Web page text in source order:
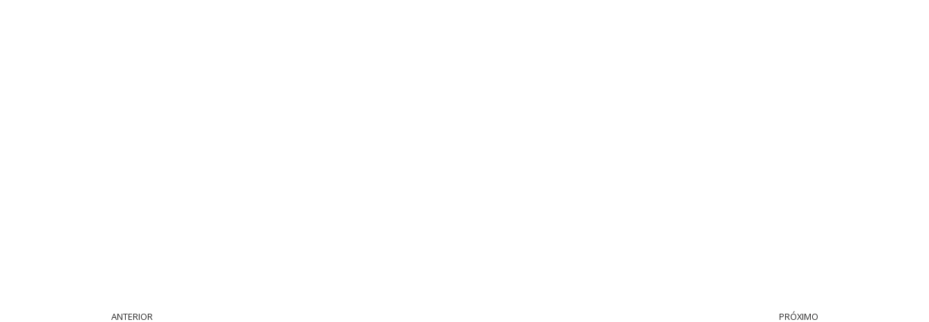
ANTERIOR PRÓXIMO